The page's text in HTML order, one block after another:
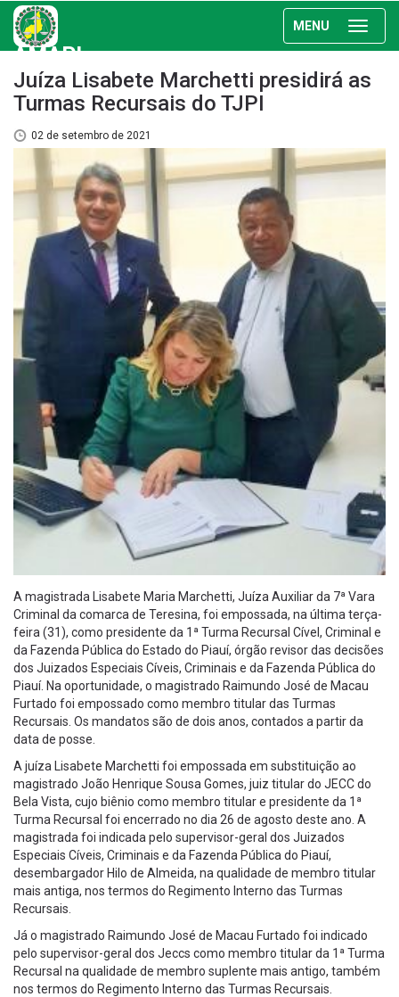
MENU
AMAPI
Juíza Lisabete Marchetti presidirá as
Turmas Recursais do TJPI
02 de setembro de 2021
A magistrada Lisabete Maria Marchetti, Juíza Auxiliar da 7ª Vara
Criminal da comarca de Teresina, foi empossada, na última terça-
feira (31), como presidente da 1ª Turma Recursal Cível, Criminal e
da Fazenda Pública do Estado do Piauí, órgão revisor das decisões
dos Juizados Especiais Cíveis, Criminais e da Fazenda Pública do
Piauí. Na oportunidade, o magistrado Raimundo José de Macau
Furtado foi empossado como membro titular das Turmas
Recursais. Os mandatos são de dois anos, contados a partir da
data de posse.
A juíza Lisabete Marchetti foi empossada em substituição ao
magistrado João Henrique Sousa Gomes, juiz titular do JECC do
Bela Vista, cujo biênio como membro titular e presidente da 1ª
Turma Recursal foi encerrado no dia 26 de agosto deste ano. A
magistrada foi indicada pelo supervisor-geral dos Juizados
Especiais Cíveis, Criminais e da Fazenda Pública do Piauí,
desembargador Hilo de Almeida, na qualidade de membro titular
mais antiga, nos termos do Regimento Interno das Turmas
Recursais.
Já o magistrado Raimundo José de Macau Furtado foi indicado
pelo supervisor-geral dos Jeccs como membro titular da 1ª Turma
Recursal na qualidade de membro suplente mais antigo, também
nos termos do Regimento Interno das Turmas Recursais.